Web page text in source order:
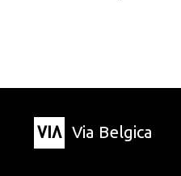
Via Belgica